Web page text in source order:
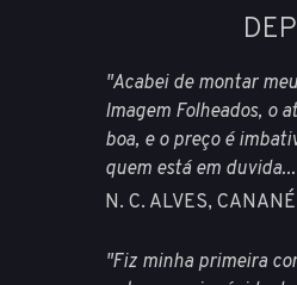
"Acabei de montar
Imagem Folheados, o
boa, e o preço é
quem está em
N. C. ALVES,
"Fiz minha primeira